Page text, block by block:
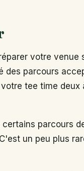
votre venue
des parcours
tee time
parcours
un peu plus